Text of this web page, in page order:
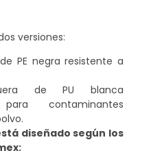
versiones:
PE negra resistente a
de PU blanca
para contaminantes
diseñado según los